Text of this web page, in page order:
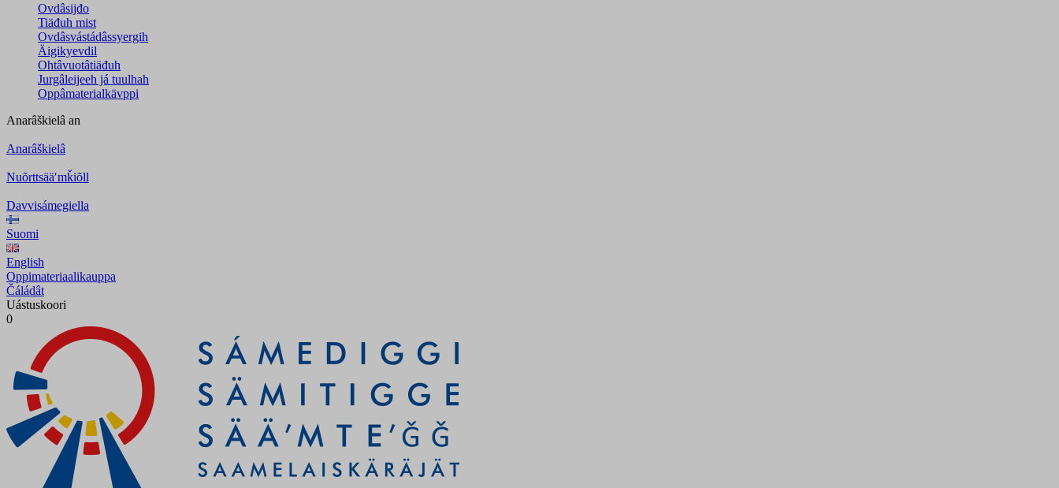
Ovdâsijđo
Tiäđuh mist
Ovdâsvástádâssyergih
Äigikyevdil
Ohtâvuotâtiäđuh
Jurgâleijeeh já tuulhah
Oppâmaterialkävppi
Anarâškielâ an
Anarâškielâ
Nuõrttsääʹmǩiõll
Davvisámegiella
Suomi
English
Oppimateriaalikauppa
Čáládât
Uástuskoori
0